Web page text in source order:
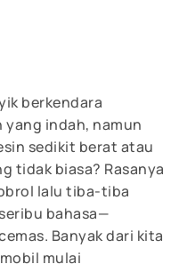
berkendara
yang indah, namun
sedikit berat atau
tidak biasa? Rasanya
lalu tiba-tiba
bahasa—
Banyak dari kita
mulai